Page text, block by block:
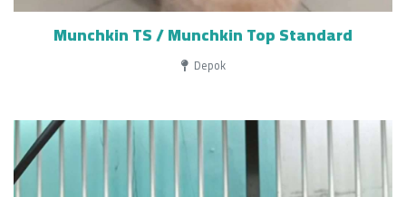
Munchkin TS / Munchkin Top Standard
Depok